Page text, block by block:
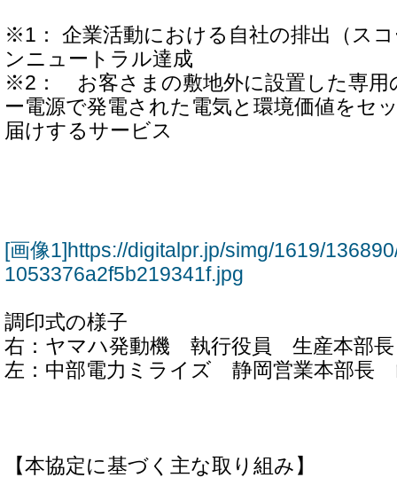
※1： 企業活動における自社の排出（ス
ンニュートラル達成
※2： お客さまの敷地外に設置した専用
ー電源で発電された電気と環境価値をセ
届けするサービス
[画像1]https://digitalpr.jp/simg/1619/
1053376a2f5b219341f.jpg
調印式の様子
右：ヤマハ発動機 執行役員 生産本部
左：中部電力ミライズ 静岡営業本部
【本協定に基づく主な取り組み】